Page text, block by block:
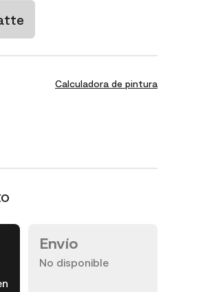
Calculadora de pintura
Envío
No disponible